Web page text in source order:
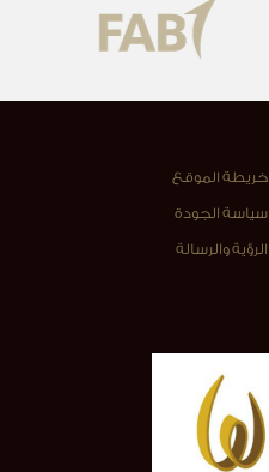
خريطة الموقع
سياسة الجودة
الرؤية والرسالة